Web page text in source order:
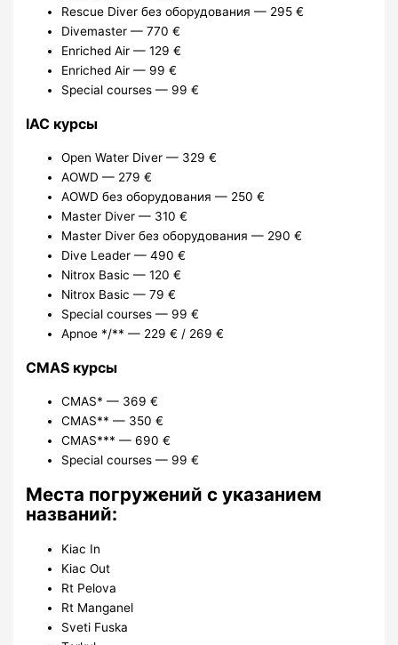
Rescue Diver без оборудования — 295 €
Divemaster — 770 €
Enriched Air — 129 €
Enriched Air — 99 €
Special courses — 99 €
IAC курсы
Open Water Diver — 329 €
AOWD — 279 €
AOWD без оборудования — 250 €
Master Diver — 310 €
Master Diver без оборудования — 290 €
Dive Leader — 490 €
Nitrox Basic — 120 €
Nitrox Basic — 79 €
Special courses — 99 €
Apnoe */** — 229 € / 269 €
CMAS курсы
CMAS* — 369 €
CMAS** — 350 €
CMAS*** — 690 €
Special courses — 99 €
Места погружений с указанием
названий:
Kiac In
Kiac Out
Rt Pelova
Rt Manganel
Sveti Fuska